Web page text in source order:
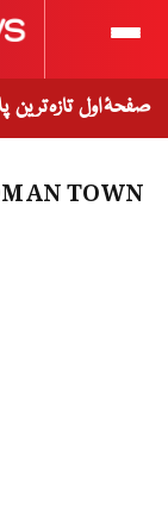
صفحۂ اول تازہ ترین
TOWN